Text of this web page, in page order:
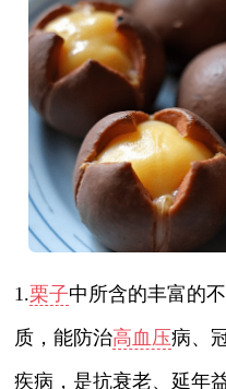
1.栗子中所含的丰富的
质，能防治高血压病、
疾病，是抗衰老、延年